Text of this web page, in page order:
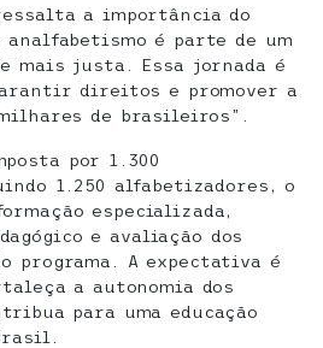
ressalta a importância do
é parte de um
mais justa. Essa jornada é
direitos e promover a
de brasileiros”.
por 1.300
1.250 alfabetizadores, o
especializada,
e avaliação dos
programa. A expectativa é
a autonomia dos
para uma educação